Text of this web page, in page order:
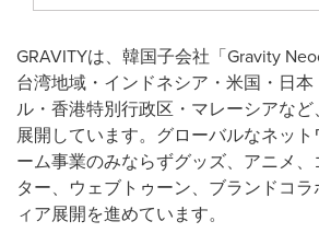
GRAVITYは、韓国子会社「Gravity
台湾地域・インドネシア・米国・日
ル・香港特別行政区・マレーシアな
展開しています。グローバルなネッ
ーム事業のみならずグッズ、アニメ
ター、ウェブトゥーン、ブランドコ
ィア展開を進めています。